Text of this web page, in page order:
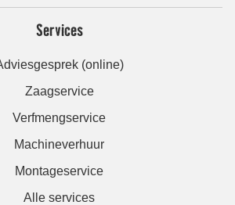
Services
(online)
Zaagservice
Verfmengservice
Machineverhuur
Montageservice
Alle services